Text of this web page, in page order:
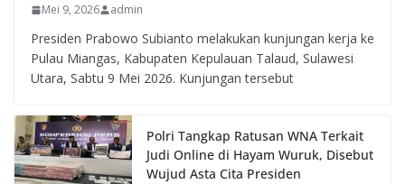
Mei 9, 2026 admin
Presiden Prabowo Subianto melakukan kunjungan kerja ke
Pulau Miangas, Kabupaten Kepulauan Talaud, Sulawesi
Utara, Sabtu 9 Mei 2026. Kunjungan tersebut
Polri Tangkap Ratusan WNA Terkait
Judi Online di Hayam Wuruk, Disebut
Wujud Asta Cita Presiden